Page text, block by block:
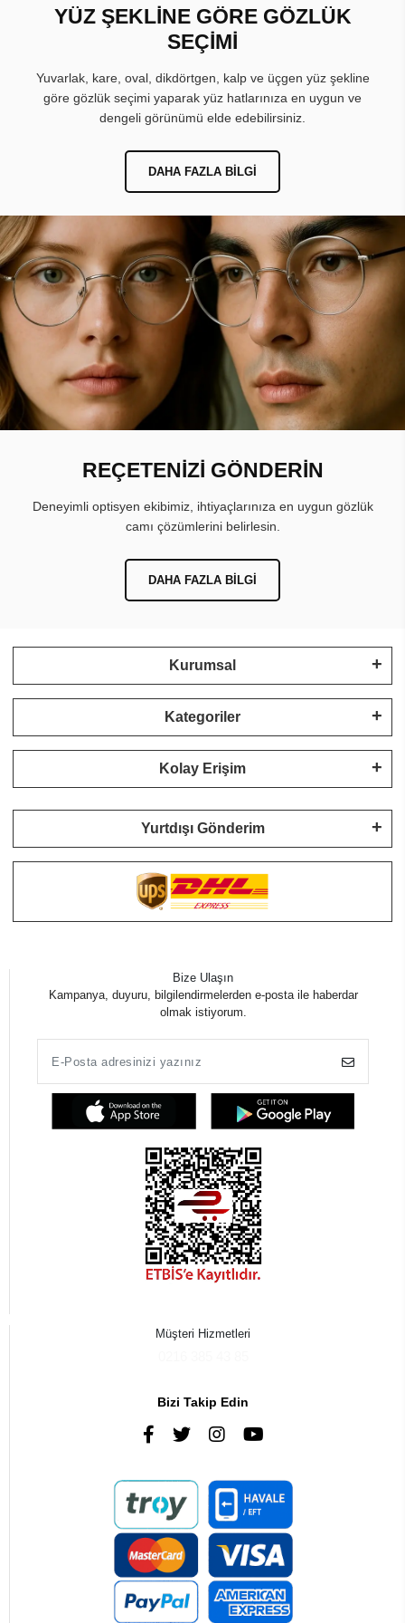
YÜZ ŞEKLİNE GÖRE GÖZLÜK
SEÇİMİ
Yuvarlak, kare, oval, dikdörtgen, kalp ve üçgen yüz şekline
göre gözlük seçimi yaparak yüz hatlarınıza en uygun ve
dengeli görünümü elde edebilirsiniz.
DAHA FAZLA BILGI
REÇETENİZİ GÖNDERİN
Deneyimli optisyen ekibimiz, ihtiyaçlarınıza en uygun gözlük
camı çözümlerini belirlesin.
DAHA FAZLA BILGI
Kurumsal
Kategoriler
Kolay Erişim
Yurtdışı Gönderim
Bize Ulaşın
Kampanya, duyuru, bilgilendirmelerden e-posta ile haberdar
olmak istiyorum.
Müşteri Hizmetleri
Bizi Takip Edin